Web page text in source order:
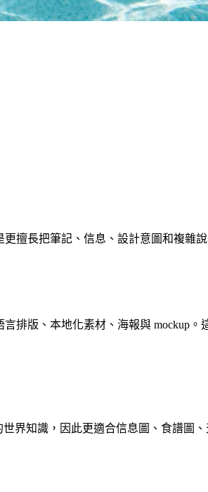
更擅長把筆記、信息、設計意圖和複雜
排版、本地化素材、海報與 mockup。
世界知識，因此更適合信息圖、食譜